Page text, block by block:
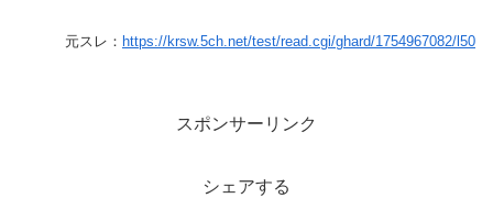
元スレ： https://krsw.5ch.net/test/read.cgi/ghard/1754967082/l50
スポンサーリンク
シェアする